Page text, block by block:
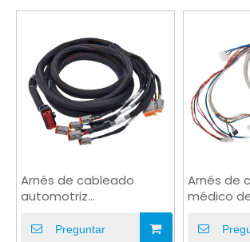
Arnés de cableado
automotriz
conector del DT de la
Preguntar
Arnés de
médico
eléctrico
de Molex